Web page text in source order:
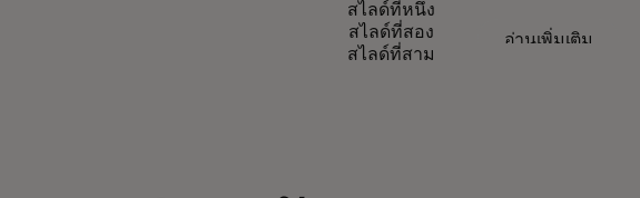
ลงประเทศไทยสู่
ทำให้กา
อ่านเพิ่มเติม
สไลด์ที่หนึ่ง
สไลด์ที่สอง
สไลด์ที่สาม